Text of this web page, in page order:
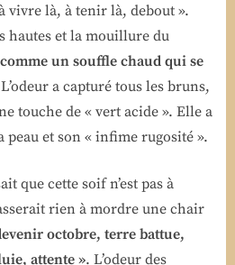
vivre là, à tenir là, debout ».
hautes et la mouillure du
un souffle chaud qui se
a capturé tous les bruns,
touche de « vert acide ». Elle a
et son « infime rugosité ».
que cette soif n’est pas à
rien à mordre une chair
octobre, terre battue,
attente ». L’odeur des